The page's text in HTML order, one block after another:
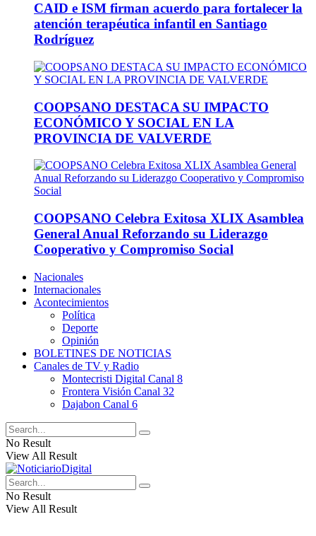
CAID e ISM firman acuerdo para fortalecer la
atención terapéutica infantil en Santiago
Rodríguez
COOPSANO DESTACA SU IMPACTO
ECONÓMICO Y SOCIAL EN LA
PROVINCIA DE VALVERDE
COOPSANO Celebra Exitosa XLIX Asamblea
General Anual Reforzando su Liderazgo
Cooperativo y Compromiso Social
Nacionales
Internacionales
Acontecimientos
Política
Deporte
Opinión
BOLETINES DE NOTICIAS
Canales de TV y Radio
Montecristi Digital Canal 8
Frontera Visión Canal 32
Dajabon Canal 6
No Result
View All Result
No Result
View All Result